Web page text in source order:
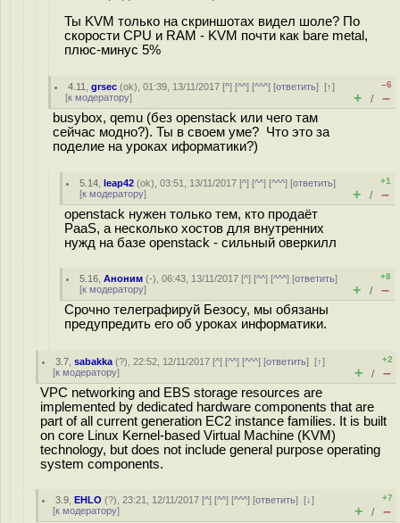
Ты KVM только на скриншотах видел шоле? По
скорости CPU и RAM - KVM почти как bare metal,
плюс-минус 5%
4.11 ,grsec (ok), 01:39, 13/11/2017 [^] [^^] [^^^] [ответить][↑]
[к модератору]
–6
+ / –
busybox, qemu (без openstack или чего там
сейчас модно?). Ты в своем уме? Что это за
поделиe на уроках иформатики?)
5.14 ,leap42 (ok), 03:51, 13/11/2017 [^] [^^] [^^^] [ответить]
[к модератору]
+1
+ / –
openstack нужен только тем, кто продаёт
PaaS, а несколько хостов для внутренних
нужд на базе openstack - сильный оверкилл
5.16 ,Аноним (-), 06:43, 13/11/2017 [^] [^^] [^^^] [ответить]
[к модератору]
+8
+ / –
Срочно телеграфируй Безосу, мы обязаны
предупредить его об уроках информатики.
3.7 ,sabakka (?), 22:52, 12/11/2017 [^] [^^] [^^^] [ответить][↑]
[к модератору]
+2
+ / –
VPC networking and EBS storage resources are
implemented by dedicated hardware components that are
part of all current generation EC2 instance families. It is built
on core Linux Kernel-based Virtual Machine (KVM)
technology, but does not include general purpose operating
system components.
3.9 ,EHLO (?), 23:21, 12/11/2017 [^] [^^] [^^^] [ответить][↓]
[к модератору]
+7
+ / –